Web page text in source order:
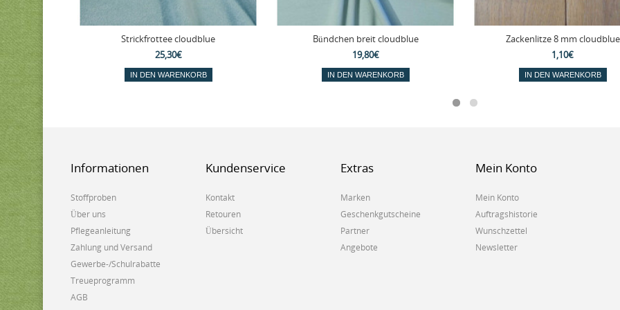
Strickfrottee cloudblue
25,30€
IN DEN WARENKORB
Bündchen breit cloudblue
19,80€
IN DEN WARENKORB
Zackenlitze 8 mm cloudblue
1,10€
IN DEN WARENKORB
Informationen
Stoffproben
Über uns
Pflegeanleitung
Zahlung und Versand
Gewerbe-/Schulrabatte
Treueprogramm
AGB
Kundenservice
Kontakt
Retouren
Übersicht
Extras
Marken
Geschenkgutscheine
Partner
Angebote
Mein Konto
Mein Konto
Auftragshistorie
Wunschzettel
Newsletter